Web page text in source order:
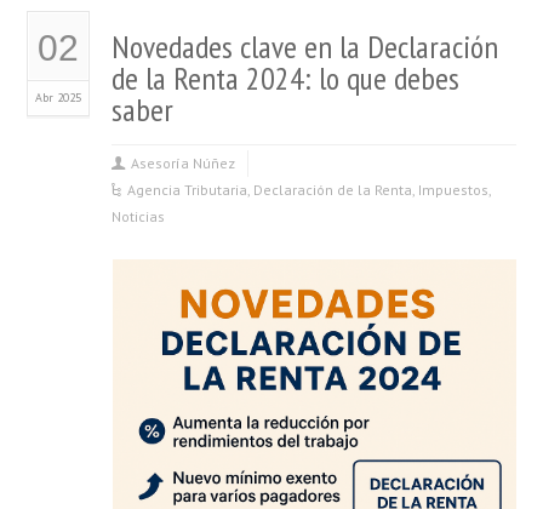
02
Abr 2025
Novedades clave en la Declaración
de la Renta 2024: lo que debes
saber
Asesoría Núñez
Agencia Tributaria, Declaración de la Renta, Impuestos,
Noticias